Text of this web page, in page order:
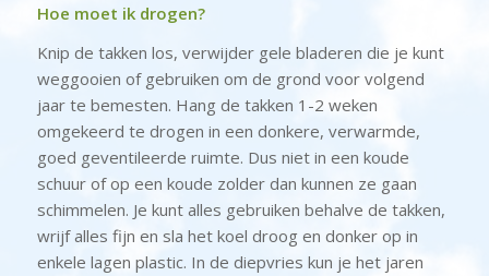
Hoe moet ik drogen?
Knip de takken los, verwijder gele bladeren die je kunt
weggooien of gebruiken om de grond voor volgend
jaar te bemesten. Hang de takken 1-2 weken
omgekeerd te drogen in een donkere, verwarmde,
goed geventileerde ruimte. Dus niet in een koude
schuur of op een koude zolder dan kunnen ze gaan
schimmelen. Je kunt alles gebruiken behalve de takken,
wrijf alles fijn en sla het koel droog en donker op in
enkele lagen plastic. In de diepvries kun je het jaren